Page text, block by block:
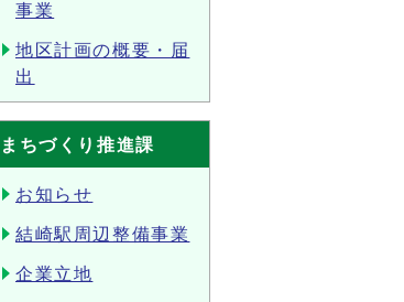
事業
地区計画の概要・届
出
まちづくり推進課
お知らせ
結崎駅周辺整備事業
企業立地